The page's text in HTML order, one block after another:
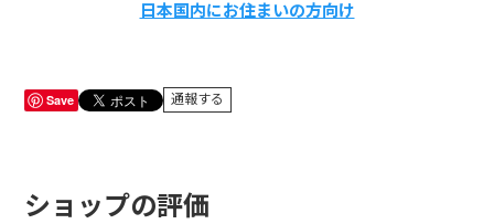
日本国内にお住まいの方向け
Save 通報する
ショップの評価